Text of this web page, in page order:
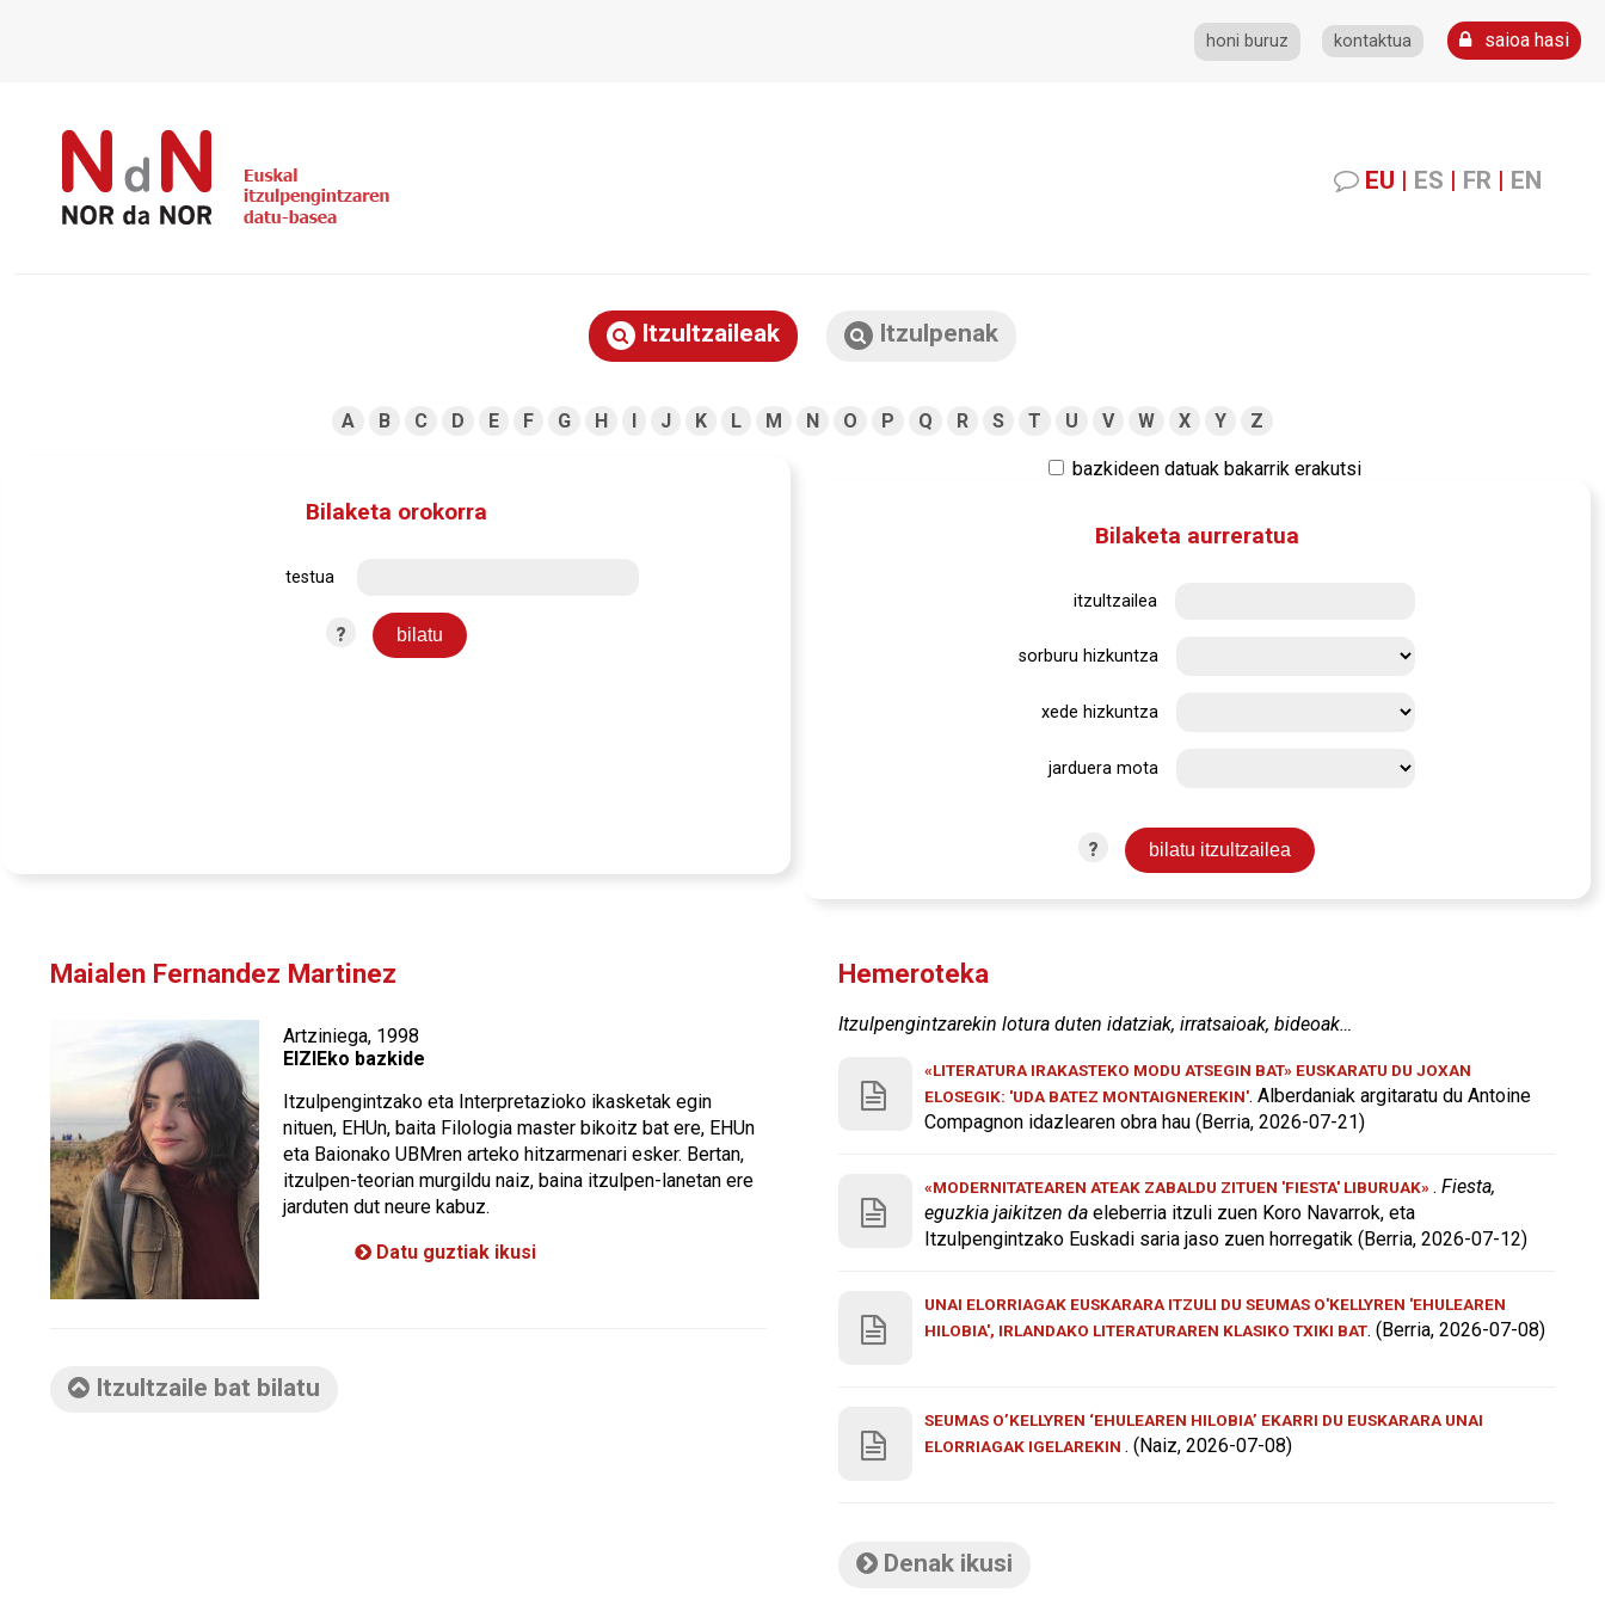
honi buruz kontaktua saioa hasi
EU | ES | FR | EN
Itzultzaileak Itzulpenak
A B C D E F G H I J K L M N O P Q R S T U V W X Y Z
bazkideen datuak bakarrik erakutsi
Bilaketa orokorra
testua
?
Bilaketa aurreratua
itzultzailea
sorburu hizkuntza
xede hizkuntza
jarduera mota
?
Maialen Fernandez Martinez
Artziniega, 1998
EIZIEko bazkide
Itzulpengintzako eta Interpretazioko ikasketak egin
nituen, EHUn, baita Filologia master bikoitz bat ere, EHUn
eta Baionako UBMren arteko hitzarmenari esker. Bertan,
itzulpen-teorian murgildu naiz, baina itzulpen-lanetan ere
jarduten dut neure kabuz.
Datu guztiak ikusi
Itzultzaile bat bilatu
Hemeroteka
Itzulpengintzarekin lotura duten idatziak, irratsaioak, bideoak…
«LITERATURA IRAKASTEKO MODU ATSEGIN BAT» EUSKARATU DU JOXAN
ELOSEGIK: 'UDA BATEZ MONTAIGNEREKIN'. Alberdaniak argitaratu du Antoine
Compagnon idazlearen obra hau (Berria, 2026-07-21)
«MODERNITATEAREN ATEAK ZABALDU ZITUEN 'FIESTA' LIBURUAK» . Fiesta,
eguzkia jaikitzen da eleberria itzuli zuen Koro Navarrok, eta
Itzulpengintzako Euskadi saria jaso zuen horregatik (Berria, 2026-07-12)
UNAI ELORRIAGAK EUSKARARA ITZULI DU SEUMAS O'KELLYREN 'EHULEAREN
HILOBIA', IRLANDAKO LITERATURAREN KLASIKO TXIKI BAT. (Berria, 2026-07-08)
SEUMAS O’KELLYREN ‘EHULEAREN HILOBIA’ EKARRI DU EUSKARARA UNAI
ELORRIAGAK IGELAREKIN . (Naiz, 2026-07-08)
Denak ikusi